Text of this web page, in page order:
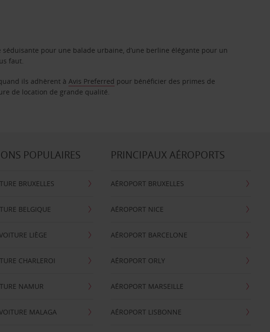
pour une balade urbaine, d’une berline élégante pour un
faut.
ils adhèrent àAvis Preferred pour bénéficier des primes de
de location de grande qualité.
POPULAIRES
BRUXELLES
BELGIQUE
LIÈGE
CHARLEROI
NAMUR
MALAGA
PRINCIPAUX AÉROPORTS
AÉROPORT BRUXELLES
AÉROPORT NICE
AÉROPORT BARCELONE
AÉROPORT ORLY
AÉROPORT MARSEILLE
AÉROPORT LISBONNE